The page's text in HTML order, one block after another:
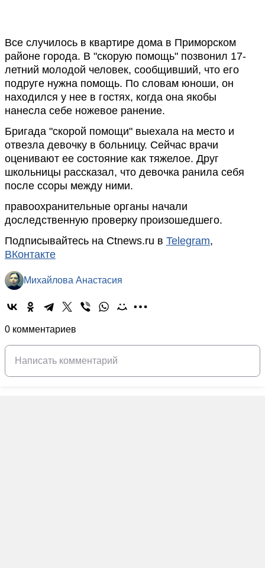
Все случилось в квартире дома в Приморском
районе города. В "скорую помощь" позвонил 17-
летний молодой человек, сообщивший, что его
подруге нужна помощь. По словам юноши, он
находился у нее в гостях, когда она якобы
нанесла себе ножевое ранение.
Бригада "скорой помощи" выехала на место и
отвезла девочку в больницу. Сейчас врачи
оценивают ее состояние как тяжелое. Друг
школьницы рассказал, что девочка ранила себя
после ссоры между ними.
правоохранительные органы начали
доследственную проверку произошедшего.
Подписывайтесь на Ctnews.ru в Telegram,
ВКонтакте
Михайлова Анастасия
0 комментариев